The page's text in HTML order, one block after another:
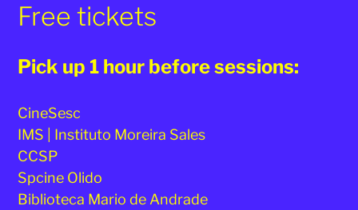
Free tickets
Pick up 1 hour before sessions:
CineSesc
IMS | Instituto Moreira Sales
CCSP
Spcine Olido
Biblioteca Mario de Andrade